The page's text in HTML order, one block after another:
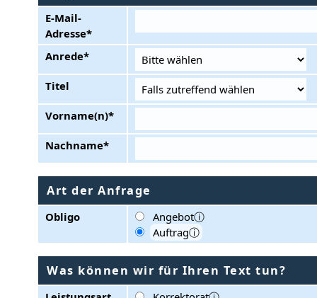
E-Mail-
Adresse*
Anrede*
Titel
Vorname(n)*
Nachname*
Art der Anfrage
Obligo
Angebotⓘ
Auftragⓘ
Was können wir für Ihren Text tun?